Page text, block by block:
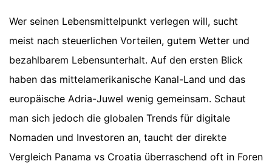
Wer seinen Lebensmittelpunkt verlegen will, sucht
meist nach steuerlichen Vorteilen, gutem Wetter und
bezahlbarem Lebensunterhalt. Auf den ersten Blick
haben das mittelamerikanische Kanal-Land und das
europäische Adria-Juwel wenig gemeinsam. Schaut
man sich jedoch die globalen Trends für digitale
Nomaden und Investoren an, taucht der direkte
Vergleich Panama vs Croatia überraschend oft in Foren